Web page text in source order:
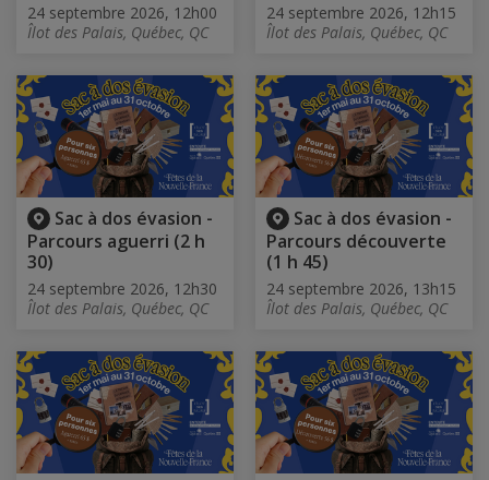
24 septembre 2026, 12h00
Îlot des Palais, Québec, QC
24 septembre 2026, 12h15
Îlot des Palais, Québec, QC
Sac à dos évasion -
Parcours aguerri (2 h
30)
24 septembre 2026, 12h30
Îlot des Palais, Québec, QC
Sac à dos évasion -
Parcours découverte
(1 h 45)
24 septembre 2026, 13h15
Îlot des Palais, Québec, QC